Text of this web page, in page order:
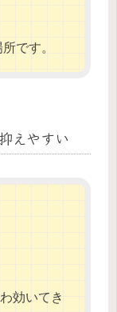
です。
えやすい
効いてき